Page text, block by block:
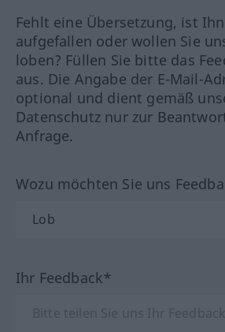
Fehlt eine Übersetzung, ist
aufgefallen oder wollen Sie
loben? Füllen Sie bitte das
aus. Die Angabe der E-Mail-
optional und dient gemäß
Datenschutz nur zur
Anfrage.
Wozu möchten Sie uns
Ihr Feedback*